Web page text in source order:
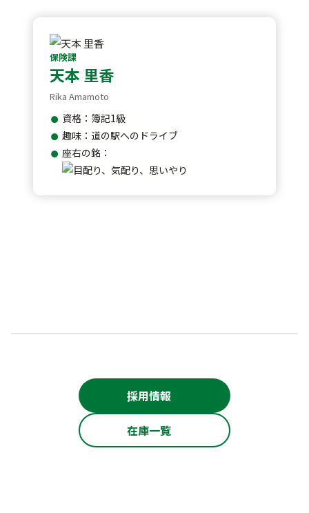
保険課
天本 里香
Rika Amamoto
資格：簿記1級
趣味：道の駅へのドライブ
座右の銘：
採用情報
在庫一覧